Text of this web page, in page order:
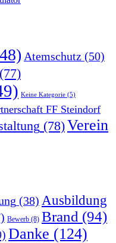
Atemschutz (50)
(77)
Keine Kategorie (5)
FF Steindorf
(78)Verein
(38) Ausbildung
Bewerb (8) Brand (94)
Danke (124)